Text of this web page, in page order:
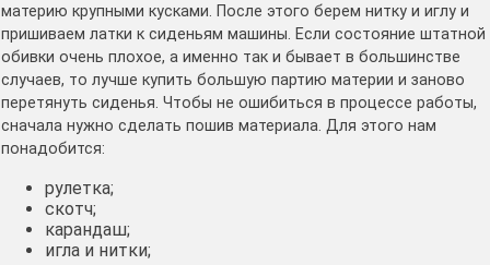
материю крупными кусками. После этого берем нитку и иглу и
пришиваем латки к сиденьям машины. Если состояние штатной
обивки очень плохое, а именно так и бывает в большинстве
случаев, то лучше купить большую партию материи и заново
перетянуть сиденья. Чтобы не ошибиться в процессе работы,
сначала нужно сделать пошив материала. Для этого нам
понадобится:
рулетка;
скотч;
карандаш;
игла и нитки;